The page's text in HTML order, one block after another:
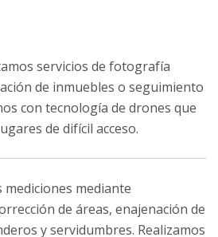
servicios de fotografía
de inmuebles o seguimiento
con tecnología de drones que
de difícil acceso.
mediciones mediante
de áreas, enajenación de
y servidumbres. Realizamos